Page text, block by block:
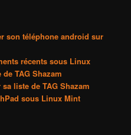
son téléphone android sur
récents sous Linux
TAG Shazam
sa liste de TAG Shazam
sous Linux Mint